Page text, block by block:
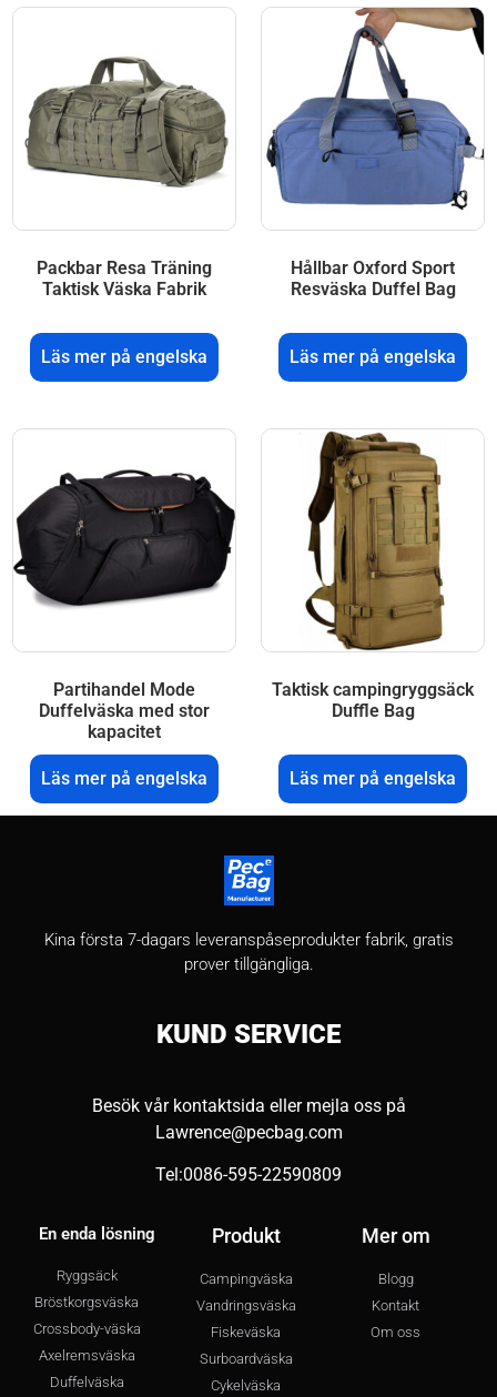
Packbar Resa Träning
Taktisk Väska Fabrik
Läs mer på engelska
Hållbar Oxford Sport
Resväska Duffel Bag
Läs mer på engelska
Partihandel Mode
Duffelväska med stor
kapacitet
Läs mer på engelska
Taktisk campingryggsäck
Duffle Bag
Läs mer på engelska
Kina första 7-dagars leveranspåseprodukter fabrik, gratis
prover tillgängliga.
KUND SERVICE
Besök vår kontaktsida eller mejla oss på
Lawrence@pecbag.com
Tel:0086-595-22590809
En enda lösning
Ryggsäck
Bröstkorgsväska
Crossbody-väska
Axelremsväska
Duffelväska
Produkt
Campingväska
Vandringsväska
Fiskeväska
Surboardväska
Cykelväska
Mer om
Blogg
Kontakt
Om oss